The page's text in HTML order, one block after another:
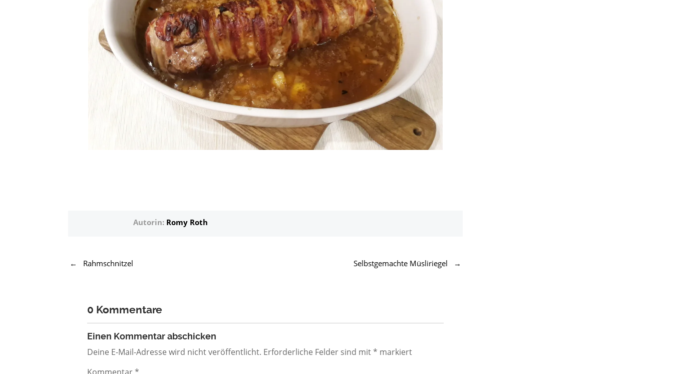
Autorin: Romy Roth
← Rahmschnitzel Selbstgemachte Müsliriegel →
0 Kommentare
Einen Kommentar abschicken
Deine E-Mail-Adresse wird nicht veröffentlicht. Erforderliche Felder sind mit* markiert